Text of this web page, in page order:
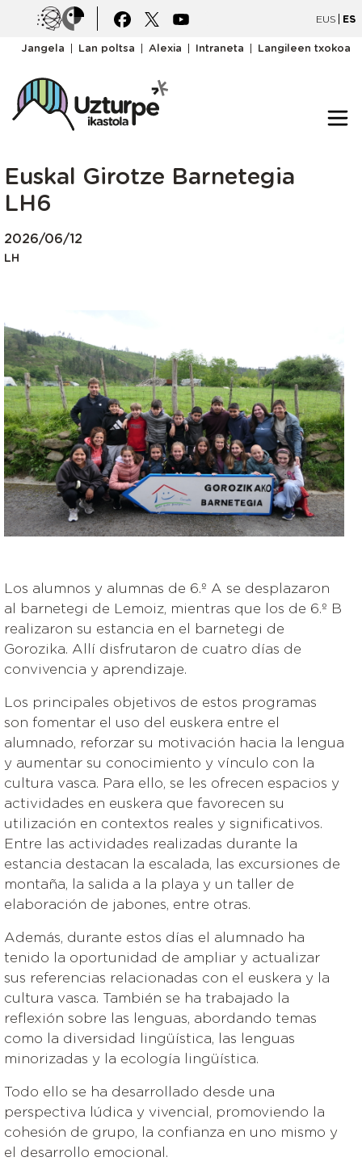
Pasar al contenido principal
IrudiaIrudia EUS ES
goiburukomenua
Jangela Lan poltsa Alexia Intraneta Langileen txokoa
Euskal Girotze Barnetegia
LH6
2026/06/12
LH
Irudia
Los alumnos y alumnas de 6.º A se desplazaron
al barnetegi de Lemoiz, mientras que los de 6.º B
realizaron su estancia en el barnetegi de
Gorozika. Allí disfrutaron de cuatro días de
convivencia y aprendizaje.
Los principales objetivos de estos programas
son fomentar el uso del euskera entre el
alumnado, reforzar su motivación hacia la lengua
y aumentar su conocimiento y vínculo con la
cultura vasca. Para ello, se les ofrecen espacios y
actividades en euskera que favorecen su
utilización en contextos reales y significativos.
Entre las actividades realizadas durante la
estancia destacan la escalada, las excursiones de
montaña, la salida a la playa y un taller de
elaboración de jabones, entre otras.
Además, durante estos días el alumnado ha
tenido la oportunidad de ampliar y actualizar
sus referencias relacionadas con el euskera y la
cultura vasca. También se ha trabajado la
reflexión sobre las lenguas, abordando temas
como la diversidad lingüística, las lenguas
minorizadas y la ecología lingüística.
Todo ello se ha desarrollado desde una
perspectiva lúdica y vivencial, promoviendo la
cohesión de grupo, la confianza en uno mismo y
el desarrollo emocional.